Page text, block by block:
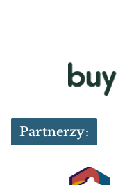
Partnerzy: